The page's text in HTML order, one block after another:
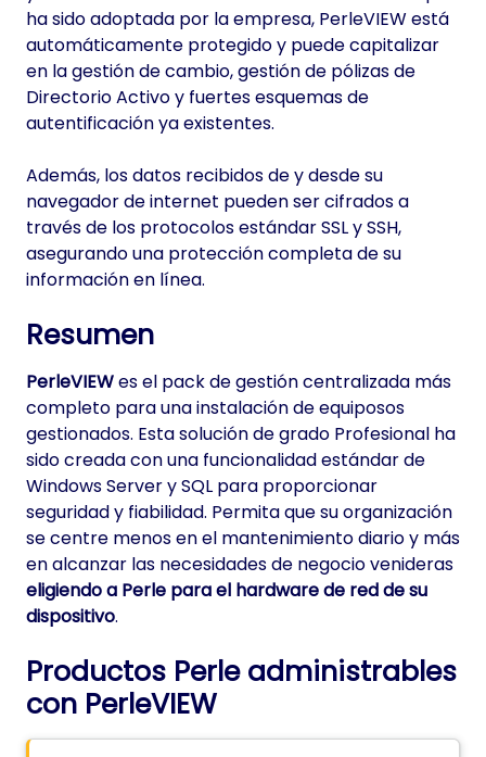
ha sido adoptada por la empresa, PerleVIEW está
automáticamente protegido y puede capitalizar
en la gestión de cambio, gestión de pólizas de
Directorio Activo y fuertes esquemas de
autentificación ya existentes.
Además, los datos recibidos de y desde su
navegador de internet pueden ser cifrados a
través de los protocolos estándar SSL y SSH,
asegurando una protección completa de su
información en línea.
Resumen
PerleVIEWes el pack de gestión centralizada más
completo para una instalación de equiposos
gestionados. Esta solución de grado Profesional ha
sido creada con una funcionalidad estándar de
Windows Server y SQL para proporcionar
seguridad y fiabilidad. Permita que su organización
se centre menos en el mantenimiento diario y más
en alcanzar las necesidades de negocio venideras
eligiendo a Perle para el hardware de red de su
dispositivo.
Productos Perle administrables
con PerleVIEW